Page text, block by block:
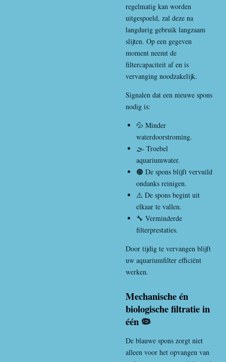
regelmatig kan worden
uitgespoeld, zal deze na
langdurig gebruik langzaam
slijten. Op een gegeven
moment neemt de
filtercapaciteit af en is
vervanging noodzakelijk.
Signalen dat een nieuwe spons
nodig is:
💦 Minder
waterdoorstroming.
🌫️ Troebel
aquariumwater.
🟤 De spons blijft vervuild
ondanks reinigen.
⚠️ De spons begint uit
elkaar te vallen.
🔧 Verminderde
filterprestaties.
Door tijdig te vervangen blijft
uw aquariumfilter efficiënt
werken.
Mechanische én
biologische filtratie in
één 🦠
De blauwe spons zorgt niet
alleen voor het opvangen van